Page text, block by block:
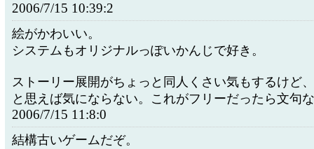
2006/7/15 10:39:2
絵がかわいい。
システムもオリジナルっぽいかんじで好き。
ストーリー展開がちょっと同人くさい気もするけど
と思えば気にならない。これがフリーだったら文句
2006/7/15 11:8:0
結構古いゲームだぞ。